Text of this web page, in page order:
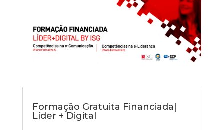
Formação Gratuita Financiada|
Líder + Digital